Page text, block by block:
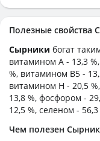
Полезные
Сырники богат
витамином А - 13,3
%, витамином B5 -
витамином H - 20,5
13,8 %, фосфором -
12,5 %, селеном - 56,3
Чем полезен